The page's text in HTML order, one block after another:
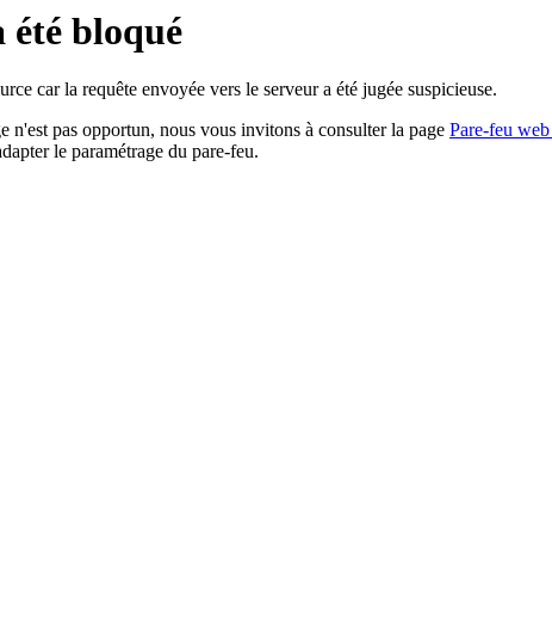
été bloqué
car la requête envoyée vers le serveur a été jugée suspicieuse.
n'est pas opportun, nous vous invitons à consulter la page Pare-feu
le paramétrage du pare-feu.